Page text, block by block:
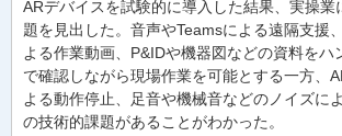
ARデバイスを試験的に導入した結果、実操業
題を見出した。音声やTeamsによる遠隔支援
よる作業動画、P&IDや機器図などの資料をハ
で確認しながら現場作業を可能とする一方、
よる動作停止、足音や機械音などのノイズに
の技術的課題があることがわかった。